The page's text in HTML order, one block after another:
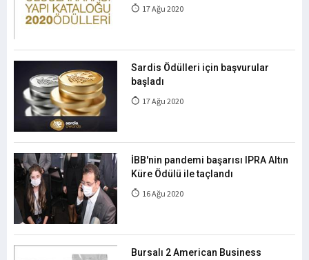
17 Ağu 2020
Sardis Ödülleri için başvurular
başladı
17 Ağu 2020
İBB'nin pandemi başarısı IPRA Altın
Küre Ödülü ile taçlandı
16 Ağu 2020
Bursalı 2 American Business